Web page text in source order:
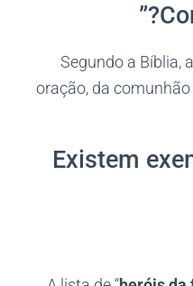
Segundo a Bíblia,
oração, da
“Existem